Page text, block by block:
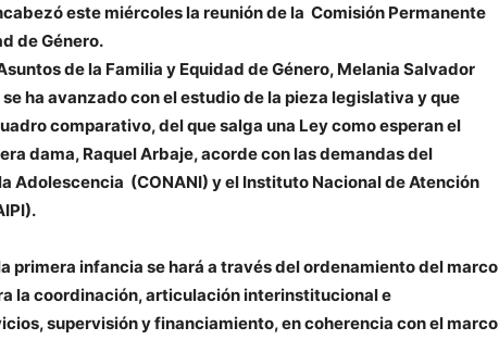
este miércoles la reunión de la Comisión Permanente
de Género.
de la Familia y Equidad de Género, Melania Salvador
ha avanzado con el estudio de la pieza legislativa y que
comparativo, del que salga una Ley como esperan el
dama, Raquel Arbaje, acorde con las demandas del
Adolescencia (CONANI) y el Instituto Nacional de Atención
primera infancia se hará a través del ordenamiento del marco
la coordinación, articulación interinstitucional e
supervisión y financiamiento, en coherencia con el marco